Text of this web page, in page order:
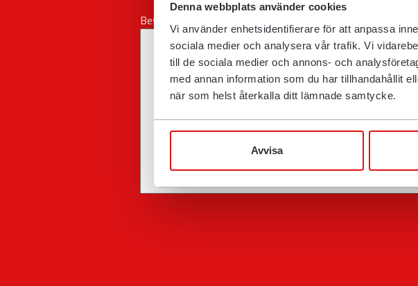
Denna webbplats använder cookies
Vi använder enhetsidentifierare för att anpassa
sociala medier och analysera vår trafik. Vi
till de sociala medier och annons- och
med annan information som du har tillhandahållit
när som helst återkalla ditt lämnade samtycke.
Avvisa
Beskriv henvendelsen